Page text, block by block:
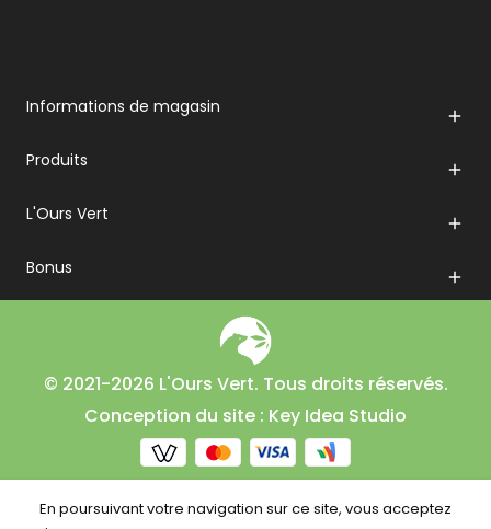
Informations de magasin 
Produits 
L'Ours Vert 
Bonus 
© 2021-2026 L'Ours Vert. Tous droits réservés.
Conception du site : Key Idea Studio
En poursuivant votre navigation sur ce site, vous acceptez